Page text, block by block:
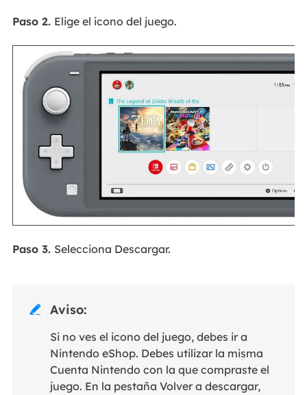
Paso 2. Elige el icono del juego.
Paso 3. Selecciona Descargar.
 Aviso:
Si no ves el icono del juego, debes ir a
Nintendo eShop. Debes utilizar la misma
Cuenta Nintendo con la que compraste el
juego. En la pestaña Volver a descargar,